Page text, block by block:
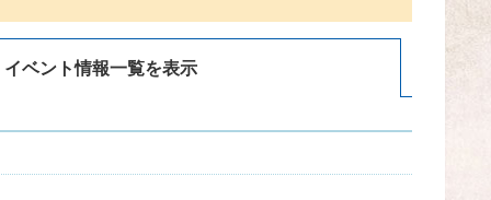
イベント情報一覧を表示